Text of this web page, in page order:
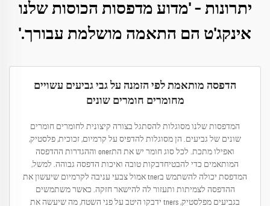
יתרונות – 'מדוע מדפסות הכוסות שלנו
אינקג'ט הם התאמה מושלמת עבורך.'
הדפסה מותאמת לפי הזמנה על גבי גביעים עשויים
מחומרים חומרים שונים
המדפסות שלנו מסוגלות להסתגל בצורה קיצונית לחומרים חומרים
שונים של גביעים. הן מסוגלות להדפיס על קרמיום, זכוכית, פלסטיק,
ואפילו מתכת. לכל סוג חומר יש את התoner וההגדרות ההדפסה
המותאמים כדי להבטיחדבקות טובה ואיכות הדפסה גבוהה. למשל,
המדפסת יכולה להשתמש בtner אמול צבעי עניבה לקרמיום שיעשון את
ההדפסה לצמיתות ותעזור לה להישאר חזקה. כאשר משתמשים
בגביעים מפלסטיק, tners ידבקו היטב על פני השטח, מה שיעשה את